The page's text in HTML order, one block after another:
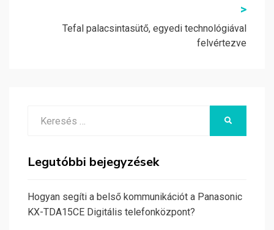
>
Tefal palacsintasütő, egyedi technológiával
felvértezve
Legutóbbi bejegyzések
Hogyan segíti a belső kommunikációt a Panasonic
KX-TDA15CE Digitális telefonközpont?